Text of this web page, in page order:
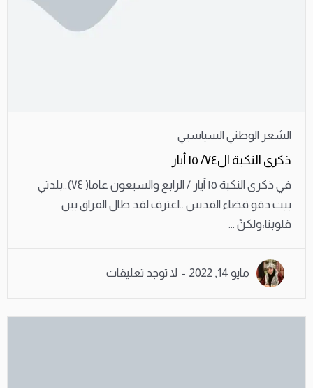
الشعر الوطني السياسيي
ذكرى النكبة ال٧٤/ ١٥ أيار
في ذكرى النكبة ١٥ آيار / الرابع والسبعون عاما( ٧٤)..بلدتي
بيت دقو قضاء القدس ..اعترف لقد طال الفراق بين
قلوبنا،ولكنّ ...
مايو 14, 2022 لا توجد تعليقات